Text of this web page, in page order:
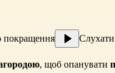
покращення Слухати
, щоб опанувати